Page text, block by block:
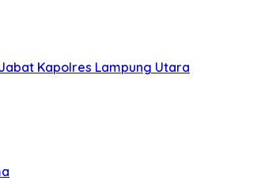
Kapolres Lampung Utara